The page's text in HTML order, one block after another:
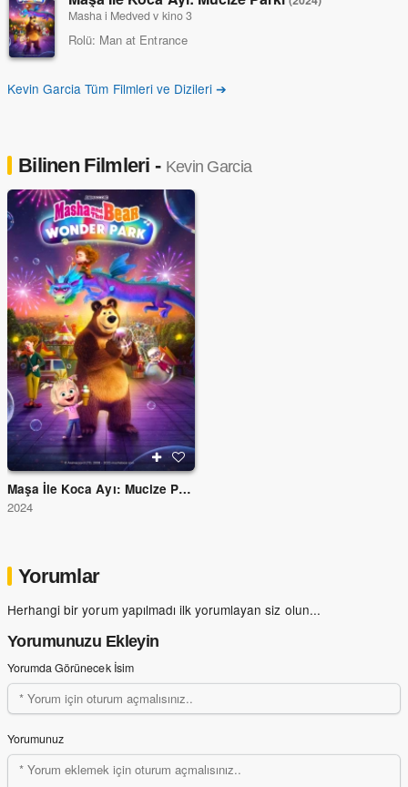
Masha i Medved v kino 3
Rolü: Man at Entrance
Kevin Garcia Tüm Filmleri ve Dizileri ➔
Bilinen Filmleri - Kevin Garcia
Maşa İle Koca Ayı: Mucize Parkı
2024
Yorumlar
Herhangi bir yorum yapılmadı ilk yorumlayan siz olun...
Yorumunuzu Ekleyin
Yorumda Görünecek İsim
Yorumunuz